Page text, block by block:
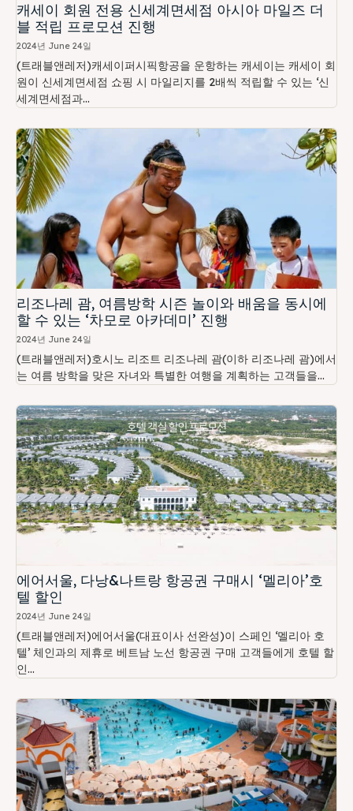
캐세이 회원 전용 신세계면세점 아시아 마일즈 더
블 적립 프로모션 진행
2024년 June 24일
(트래블앤레저)캐세이퍼시픽항공을 운항하는 캐세이는 캐세이 회
원이 신세계면세점 쇼핑 시 마일리지를 2배씩 적립할 수 있는 ‘신
세계면세점과...
리조나레 괌, 여름방학 시즌 놀이와 배움을 동시에
할 수 있는 ‘차모로 아카데미’ 진행
2024년 June 24일
(트래블앤레저)호시노 리조트 리조나레 괌(이하 리조나레 괌)에서
는 여름 방학을 맞은 자녀와 특별한 여행을 계획하는 고객들을...
에어서울, 다낭&나트랑 항공권 구매시 ‘멜리아’호
텔 할인
2024년 June 24일
(트래블앤레저)에어서울(대표이사 선완성)이 스페인 ‘멜리아 호
텔’ 체인과의 제휴로 베트남 노선 항공권 구매 고객들에게 호텔 할
인...